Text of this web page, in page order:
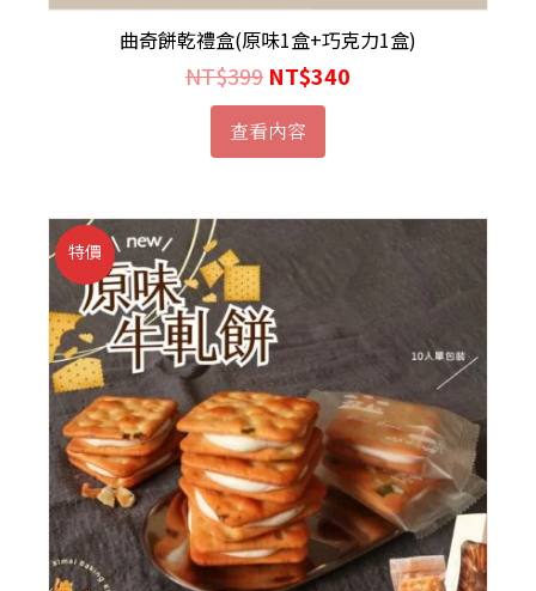
曲奇餅乾禮盒(原味1盒+巧克力1盒)
NT$399 NT$340
查看內容
特價